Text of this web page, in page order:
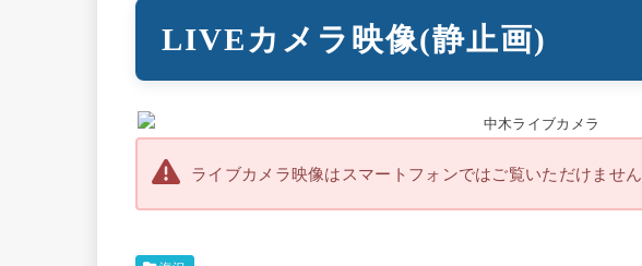
LIVEカメラ映像(静止画)
ライブカメラ映像はスマートフォンではご覧いただけません